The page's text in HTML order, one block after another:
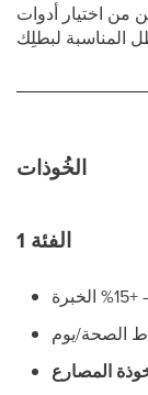
من اختيار أدوات
الخُوذات
الفئة 1
الخبرة
المصارع